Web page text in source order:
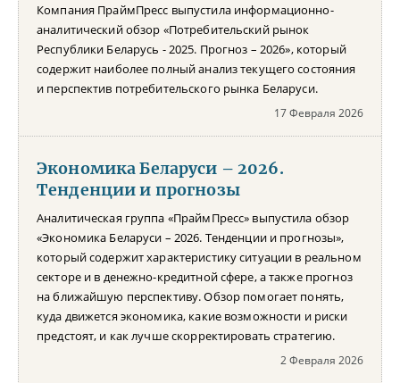
Компания ПраймПресс выпустила информационно-
аналитический обзор «Потребительский рынок
Республики Беларусь - 2025. Прогноз – 2026», который
содержит наиболее полный анализ текущего состояния
и перспектив потребительского рынка Беларуси.
17 Февраля 2026
Экономика Беларуси – 2026.
Тенденции и прогнозы
Аналитическая группа «ПраймПресс» выпустила обзор
«Экономика Беларуси – 2026. Тенденции и прогнозы»,
который содержит характеристику ситуации в реальном
секторе и в денежно-кредитной сфере, а также прогноз
на ближайшую перспективу. Обзор помогает понять,
куда движется экономика, какие возможности и риски
предстоят, и как лучше скорректировать стратегию.
2 Февраля 2026